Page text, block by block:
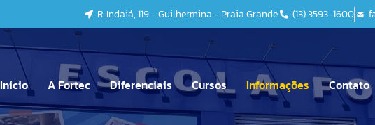
R. Indaiá, 119 - Guilhermina - Praia Grande (13) 3593-1600
Início A Fortec Diferenciais Cursos Informações Contato
Administração
Comércio Exterior
Informática
Mecatrônica
Recursos Humanos